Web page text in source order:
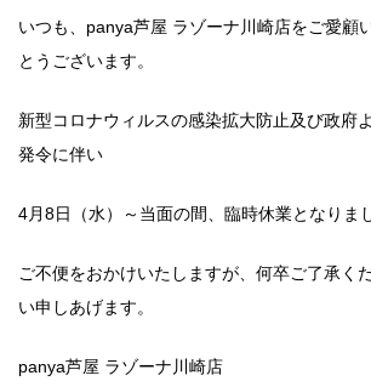
いつも、panya芦屋 ラゾーナ川崎店をご愛顧
とうございます。
新型コロナウィルスの感染拡大防止及び政府
発令に伴い
4月8日（水）～当面の間、臨時休業となりま
ご不便をおかけいたしますが、何卒ご了承く
い申しあげます。
panya芦屋 ラゾーナ川崎店